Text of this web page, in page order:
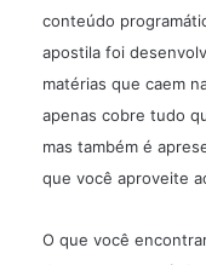
conteúdo
apostila foi
matérias que caem
apenas cobre tudo
mas também é
que você aproveite
O que você